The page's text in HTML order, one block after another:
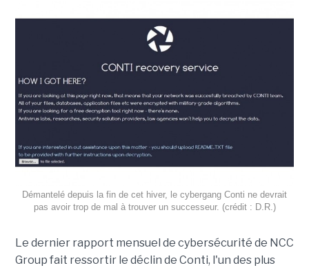
Démantelé depuis la fin de cet hiver, le cybergang Conti ne devrait
pas avoir trop de mal à trouver un successeur. (crédit : D.R.)
Le dernier rapport mensuel de cybersécurité de NCC
Group fait ressortir le déclin de Conti, l'un des plus